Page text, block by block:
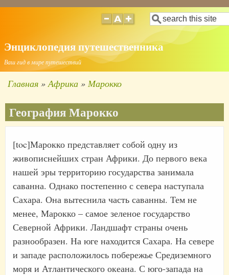
основному
содержанию
Поиск
Энциклопедия путешественника
Ваш гид в мире путешествий
навигации
Главная Африка Марокко
География Марокко
[toc]Марокко представляет собой одну из
живописнейших стран Африки. До первого века
нашей эры территорию государства занимала
саванна. Однако постепенно с севера наступала
Сахара. Она вытеснила часть саванны. Тем не
менее, Марокко – самое зеленое государство
Северной Африки. Ландшафт страны очень
разнообразен. На юге находится Сахара. На севере
и западе расположилось побережье Средиземного
моря и Атлантического океана. С юго-запада на